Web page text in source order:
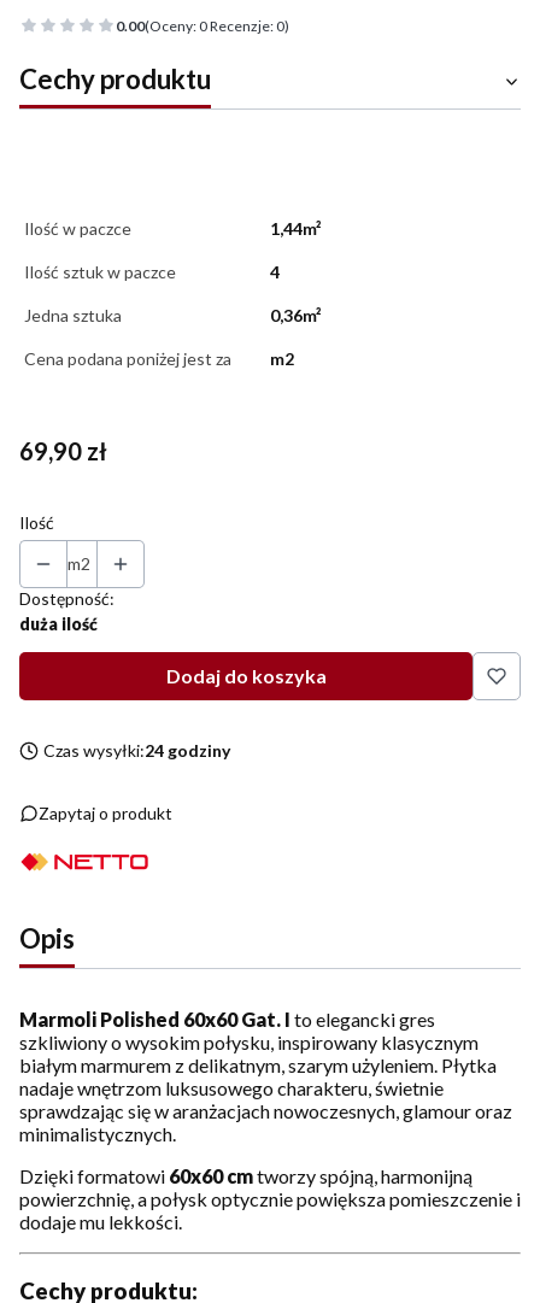
0.00(Oceny: 0 Recenzje: 0)
Cechy produktu
Ilość w paczce 1,44m²
Ilość sztuk w paczce 4
Jedna sztuka 0,36m²
Cena podana poniżej jest za m2
Cena
69,90 zł
Ilość
m2
Dostępność:
duża ilość
Dodaj do koszyka
Czas wysyłki:24 godziny
Zapytaj o produkt
Opis
Marmoli Polished 60x60 Gat. I to elegancki gres
szkliwiony o wysokim połysku, inspirowany klasycznym
białym marmurem z delikatnym, szarym użyleniem. Płytka
nadaje wnętrzom luksusowego charakteru, świetnie
sprawdzając się w aranżacjach nowoczesnych, glamour oraz
minimalistycznych.
Dzięki formatowi 60x60 cmtworzy spójną, harmonijną
powierzchnię, a połysk optycznie powiększa pomieszczenie i
dodaje mu lekkości.
Cechy produktu: